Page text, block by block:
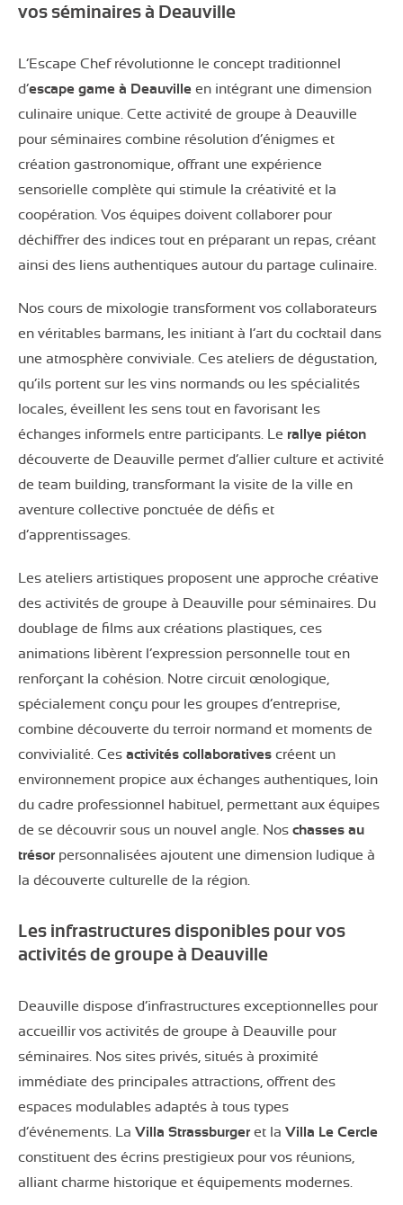
vos séminaires à Deauville
L’Escape Chef révolutionne le concept traditionnel
d’escape game à Deauville en intégrant une dimension
culinaire unique. Cette activité de groupe à Deauville
pour séminaires combine résolution d’énigmes et
création gastronomique, offrant une expérience
sensorielle complète qui stimule la créativité et la
coopération. Vos équipes doivent collaborer pour
déchiffrer des indices tout en préparant un repas, créant
ainsi des liens authentiques autour du partage culinaire.
Nos cours de mixologie transforment vos collaborateurs
en véritables barmans, les initiant à l’art du cocktail dans
une atmosphère conviviale. Ces ateliers de dégustation,
qu’ils portent sur les vins normands ou les spécialités
locales, éveillent les sens tout en favorisant les
échanges informels entre participants. Le rallye piéton
découverte de Deauville permet d’allier culture et activité
de team building, transformant la visite de la ville en
aventure collective ponctuée de défis et
d’apprentissages.
Les ateliers artistiques proposent une approche créative
des activités de groupe à Deauville pour séminaires. Du
doublage de films aux créations plastiques, ces
animations libèrent l’expression personnelle tout en
renforçant la cohésion. Notre circuit œnologique,
spécialement conçu pour les groupes d’entreprise,
combine découverte du terroir normand et moments de
convivialité. Ces activités collaboratives créent un
environnement propice aux échanges authentiques, loin
du cadre professionnel habituel, permettant aux équipes
de se découvrir sous un nouvel angle. Nos chasses au
trésorpersonnalisées ajoutent une dimension ludique à
la découverte culturelle de la région.
Les infrastructures disponibles pour vos
activités de groupe à Deauville
Deauville dispose d’infrastructures exceptionnelles pour
accueillir vos activités de groupe à Deauville pour
séminaires. Nos sites privés, situés à proximité
immédiate des principales attractions, offrent des
espaces modulables adaptés à tous types
d’événements. La Villa Strassburgeret la Villa Le Cercle
constituent des écrins prestigieux pour vos réunions,
alliant charme historique et équipements modernes.